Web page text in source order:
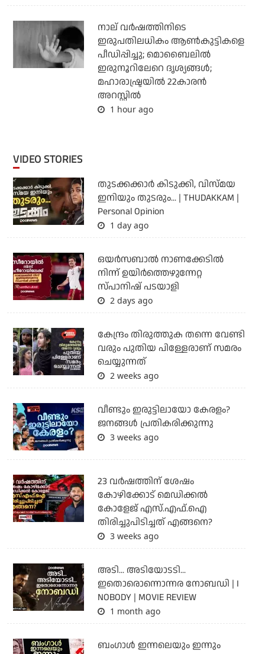
നാല് വര്‍ഷത്തിനിടെ
ഇരുപതിലധികം ആണ്‍കുട്ടികളെ
പീഡിപ്പിച്ചു; മൊബൈലില്‍
ഇരുനൂറിലേറെ ദൃശ്യങ്ങള്‍;
മഹാരാഷ്ട്രയില്‍ 22കാരന്‍
അറസ്റ്റില്‍
1 hour ago
VIDEO STORIES
തുടക്കക്കാര്‍ കിടുക്കി, വിസ്മയ
ഇനിയും തുടരും... | THUDAKKAM |
Personal Opinion
1 day ago
ഒയര്‍സബാൽ നാണക്കേടിൽ
നിന്ന് ഉയിർത്തെഴുന്നേറ്റ
സ്പാനിഷ് പടയാളി
2 days ago
കേന്ദ്രം തിരുത്തുക തന്നെ വേണ്ടി
വരും പുതിയ പിള്ളേരാണ് സമരം
ചെയ്യുന്നത്
2 weeks ago
വീണ്ടും ഇരുട്ടിലായോ കേരളം?
ജനങ്ങൾ പ്രതികരിക്കുന്നു
3 weeks ago
23 വർഷത്തിന് ശേഷം
കോഴിക്കോട് മെഡിക്കൽ
കോളേജ് എസ്.എഫ്.ഐ
തിരിച്ചുപിടിച്ചത് എങ്ങനെ?
3 weeks ago
അടി... അടിയോടടി...
ഇതൊരൊന്നൊന്നര നോബഡി | I
NOBODY | MOVIE REVIEW
1 month ago
ബംഗാള്‍ ഇന്നലെയും ഇന്നും